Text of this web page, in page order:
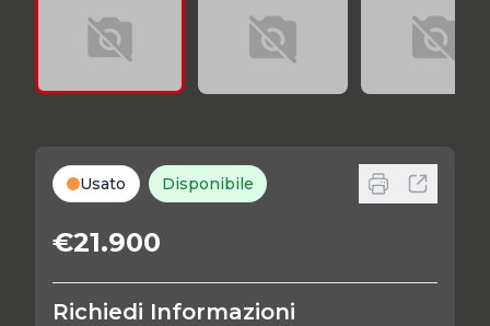
Usato Disponibile
€21.900
Richiedi Informazioni